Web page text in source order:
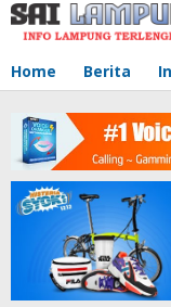
Lewati
Home Berita